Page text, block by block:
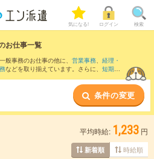
気になる! ログイン 検索
お仕事一覧
般事務のお仕事の他に、 営業事務、 経理・
などを取り揃えています。さらに、 短期・
条件の変更
平均時給: 1,233 円
新着順 時給順